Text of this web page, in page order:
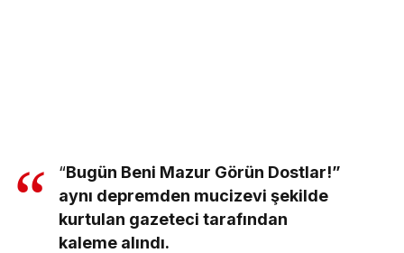
“Bugün Beni Mazur Görün Dostlar!”
aynı depremden mucizevi şekilde
kurtulan gazeteci tarafından
kaleme alındı.